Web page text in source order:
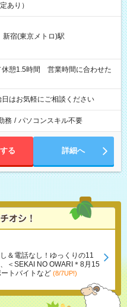
あり）
新宿(東京メトロ)駅
はお気軽にご相談ください
務 / パソコンスキル不要
る 詳細へ
＆電話なし！ゆっくりの11
＜SEKAI NO OWARI＊8月15
トバイトなど (8/7UP!)